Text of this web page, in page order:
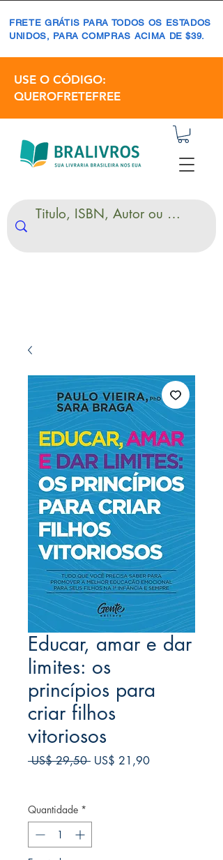
FRETE GRÁTIS PARA TODOS OS ESTADOS
UNIDOS, PARA COMPRAS ACIMA DE $39.
USE O CÓDIGO:
QUEROFRETEFREE
Educar, amar e dar
limites: os
princípios para
criar filhos
vitoriosos
US$ 29,50 Preço
US$ 21,90Preço
Quantidade *